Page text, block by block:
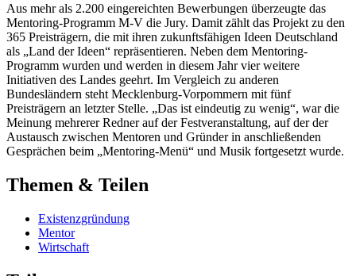
Aus mehr als 2.200 eingereichten Bewerbungen überzeugte das
Mentoring-Programm M-V die Jury. Damit zählt das Projekt zu den
365 Preisträgern, die mit ihren zukunftsfähigen Ideen Deutschland
als „Land der Ideen“ repräsentieren. Neben dem Mentoring-
Programm wurden und werden in diesem Jahr vier weitere
Initiativen des Landes geehrt. Im Vergleich zu anderen
Bundesländern steht Mecklenburg-Vorpommern mit fünf
Preisträgern an letzter Stelle. „Das ist eindeutig zu wenig“, war die
Meinung mehrerer Redner auf der Festveranstaltung, auf der der
Austausch zwischen Mentoren und Gründer in anschließenden
Gesprächen beim „Mentoring-Menü“ und Musik fortgesetzt wurde.
Themen & Teilen
Existenzgründung
Mentor
Wirtschaft